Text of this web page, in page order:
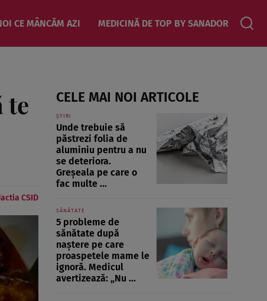
CE MÂNCĂM AZI MEDICINĂ DE TOP BY SANADOR
te
CSID
CELE MAI NOI ARTICOLE
ȘTIRI
Unde trebuie să
păstrezi folia de
aluminiu pentru a nu
se deteriora.
Greșeala pe care o
fac multe ...
SĂNĂTATE
5 probleme de
sănătate după
naștere pe care
proaspetele mame le
ignoră. Medicul
avertizează: „Nu ...